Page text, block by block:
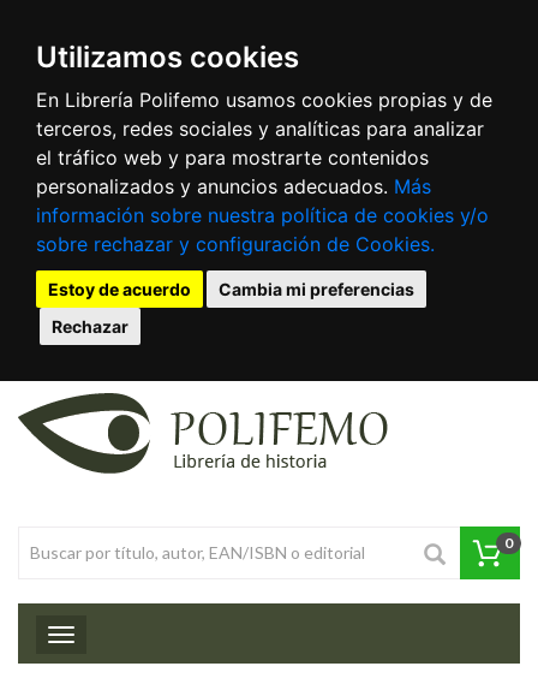
Utilizamos cookies
En Librería Polifemo usamos cookies propias y de
terceros, redes sociales y analíticas para analizar
el tráfico web y para mostrarte contenidos
personalizados y anuncios adecuados. Más
información sobre nuestra política de cookies y/o
sobre rechazar y configuración de Cookies.
Estoy de acuerdo
Cambia mi preferencias
Rechazar
0
Toggle navigation